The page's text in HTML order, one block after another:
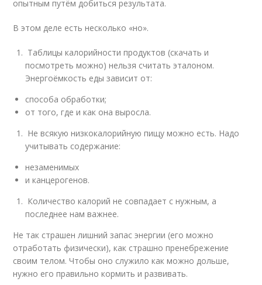
опытным путём добиться результата.
В этом деле есть несколько «но».
Таблицы калорийности продуктов (скачать и
посмотреть можно) нельзя считать эталоном.
Энергоёмкость еды зависит от:
способа обработки;
от того, где и как она выросла.
Не всякую низкокалорийную пищу можно есть. Надо
учитывать содержание:
незаменимых
и канцерогенов.
Количество калорий не совпадает с нужным, а
последнее нам важнее.
Не так страшен лишний запас энергии (его можно
отработать физически), как страшно пренебрежение
своим телом. Чтобы оно служило как можно дольше,
нужно его правильно кормить и развивать.